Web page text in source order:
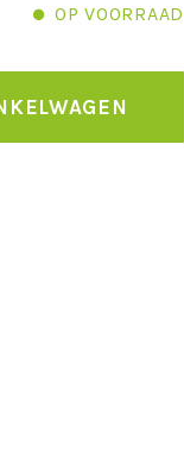
OP VOORRAAD